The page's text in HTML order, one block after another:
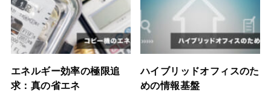
エネルギー効率の極限追
求：真の省エネ
ハイブリッドオフィスのた
めの情報基盤